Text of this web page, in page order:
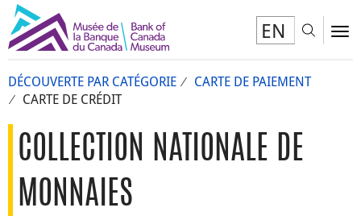
EN
DÉCOUVERTE PAR CATÉGORIE
CARTE DE PAIEMENT
CARTE DE CRÉDIT
COLLECTION NATIONALE DE
MONNAIES